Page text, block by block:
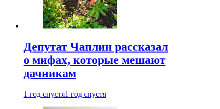
Депутат Чаплин рассказал
о мифах, которые мешают
дачникам
1 год спустя1 год спустя